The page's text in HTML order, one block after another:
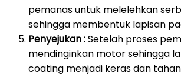
pemanas untuk melelehkan
sehingga membentuk lapisan
Penyejukan :Setelah proses
mendinginkan motor sehingga
coating menjadi keras dan